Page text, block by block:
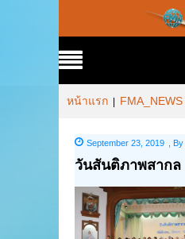
หน้าแรก FMA_NEWS
September 23, 2019 By
วันสันติภาพสากล